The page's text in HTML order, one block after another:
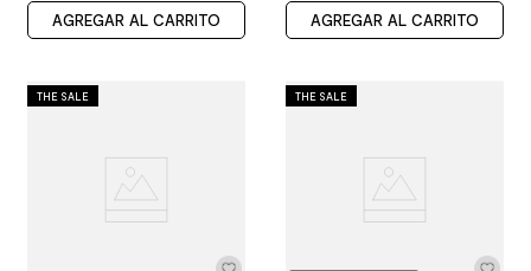
AGREGAR AL CARRITO AGREGAR AL CARRITO
THE SALE THE SALE